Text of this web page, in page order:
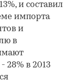
и составил
импорта
и
в
28% в 2013